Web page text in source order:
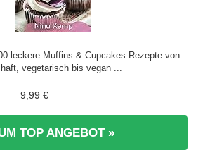
leckere Muffins & Cupcakes Rezepte von
vegetarisch bis vegan ...
9,99 €
TOP ANGEBOT »